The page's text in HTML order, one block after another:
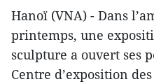
Hanoï (VNA) - Dans
printemps, une
sculpture a ouvert ses
Centre d’exposition